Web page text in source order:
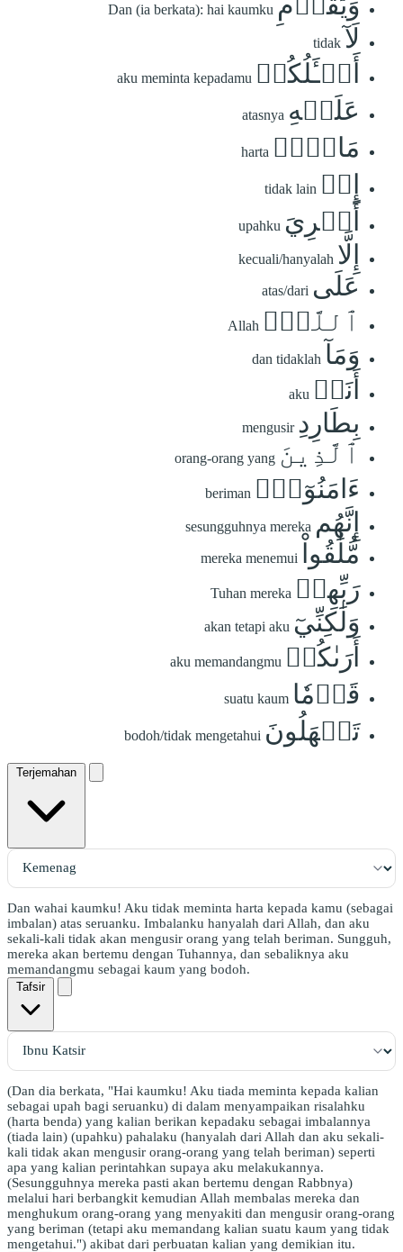
Dan (ia berkata): hai kaumku
لَآ tidak
أَسۡـَٔلُكُمۡ aku meminta kepadamu
عَلَيۡهِ atasnya
مَالًاۖ harta
إِنۡ tidak lain
أَجۡرِيَ upahku
إِلَّا kecuali/hanyalah
عَلَى atas/dari
ٱللَّهِۚ Allah
وَمَآ dan tidaklah
أَنَا۠ aku
بِطَارِدِ mengusir
ٱلَّذِينَ orang-orang yang
ءَامَنُوٓاْۚ beriman
إِنَّهُم sesungguhnya mereka
مُّلَٰقُواْ mereka menemui
رَبِّهِمۡ Tuhan mereka
وَلَٰكِنِّيٓ akan tetapi aku
أَرَىٰكُمۡ aku memandangmu
قَوۡمٗا suatu kaum
تَجۡهَلُونَ bodoh/tidak mengetahui
Terjemahan
Dan wahai kaumku! Aku tidak meminta harta kepada kamu (sebagai
imbalan) atas seruanku. Imbalanku hanyalah dari Allah, dan aku
sekali-kali tidak akan mengusir orang yang telah beriman. Sungguh,
mereka akan bertemu dengan Tuhannya, dan sebaliknya aku
memandangmu sebagai kaum yang bodoh.
Tafsir
(Dan dia berkata, "Hai kaumku! Aku tiada meminta kepada kalian
sebagai upah bagi seruanku) di dalam menyampaikan risalahku
(harta benda) yang kalian berikan kepadaku sebagai imbalannya
(tiada lain) (upahku) pahalaku (hanyalah dari Allah dan aku sekali-
kali tidak akan mengusir orang-orang yang telah beriman) seperti
apa yang kalian perintahkan supaya aku melakukannya.
(Sesungguhnya mereka pasti akan bertemu dengan Rabbnya)
melalui hari berbangkit kemudian Allah membalas mereka dan
menghukum orang-orang yang menyakiti dan mengusir orang-orang
yang beriman (tetapi aku memandang kalian suatu kaum yang tidak
mengetahui.") akibat dari perbuatan kalian yang demikian itu.